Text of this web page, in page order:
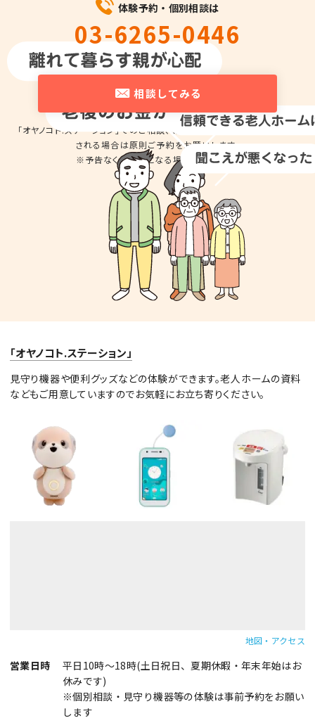
体験予約・個別相談は
03-6265-0446
平日10時～18時
相談してみる
「オヤノコト.ステーション」でのご相談、商品のお試しのため来店を希望
される場合は原則ご予約をお願いします。
※予告なくお休みとなる場合があります。
「オヤノコト.ステーション」
見守り機器や便利グッズなどの体験ができます。老人ホームの資料
などもご用意していますのでお気軽にお立ち寄りください。
地図・アクセス
営業日時
平日10時～18時(土日祝日、夏期休暇・年末年始はお
休みです)
※個別相談・見守り機器等の体験は事前予約をお願い
します